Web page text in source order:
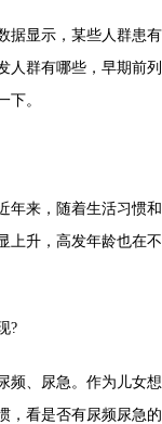
显示，某些人群患
人群有哪些，早期前
下。
来，随着生活习惯
上升，高发年龄也在
?
、尿急。作为儿女
，看是否有尿频尿急